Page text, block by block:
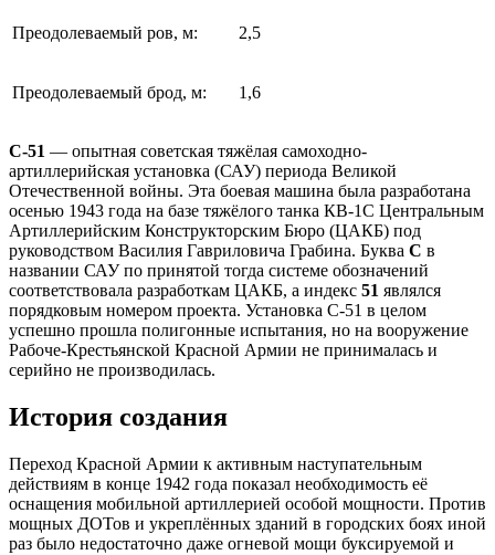
Преодолеваемый ров, м: 2,5
Преодолеваемый брод, м: 1,6
С-51 — опытная советская тяжёлая самоходно-
артиллерийская установка (САУ) периода Великой
Отечественной войны. Эта боевая машина была разработана
осенью 1943 года на базе тяжёлого танка КВ-1С Центральным
Артиллерийским Конструкторским Бюро (ЦАКБ) под
руководством Василия Гавриловича Грабина. Буква С в
названии САУ по принятой тогда системе обозначений
соответствовала разработкам ЦАКБ, а индекс 51 являлся
порядковым номером проекта. Установка С-51 в целом
успешно прошла полигонные испытания, но на вооружение
Рабоче-Крестьянской Красной Армии не принималась и
серийно не производилась.
История создания
Переход Красной Армии к активным наступательным
действиям в конце 1942 года показал необходимость её
оснащения мобильной артиллерией особой мощности. Против
мощных ДОТов и укреплённых зданий в городских боях иной
раз было недостаточно даже огневой мощи буксируемой и